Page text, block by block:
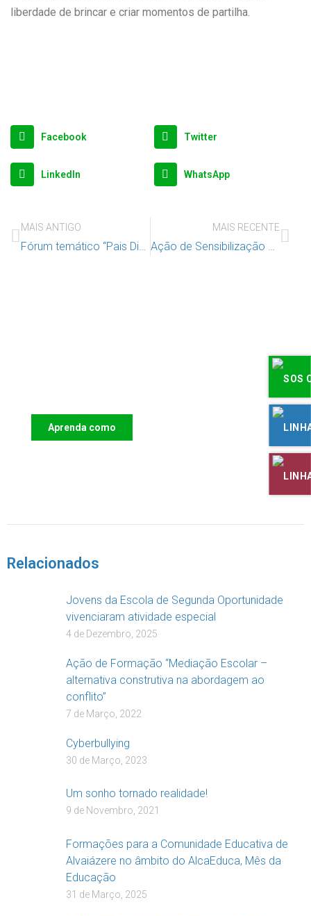
liberdade de brincar e criar momentos de partilha.
Facebook Twitter
LinkedIn WhatsApp
MAIS ANTIGO MAIS RECENTE
Aprenda como
Relacionados
Jovens da Escola de Segunda Oportunidade
vivenciaram atividade especial
4 de Dezembro, 2025
Ação de Formação “Mediação Escolar –
alternativa construtiva na abordagem ao
conflito”
7 de Março, 2022
Cyberbullying
30 de Março, 2023
Um sonho tornado realidade!
9 de Novembro, 2021
Formações para a Comunidade Educativa de
Alvaiázere no âmbito do AlcaEduca, Mês da
Educação
31 de Março, 2025